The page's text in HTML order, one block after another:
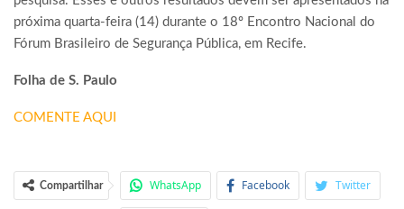
próxima quarta-feira (14) durante o 18º Encontro Nacional do
Fórum Brasileiro de Segurança Pública, em Recife.
Folha de S. Paulo
COMENTE AQUI
Compartilhar WhatsApp Facebook Twitter